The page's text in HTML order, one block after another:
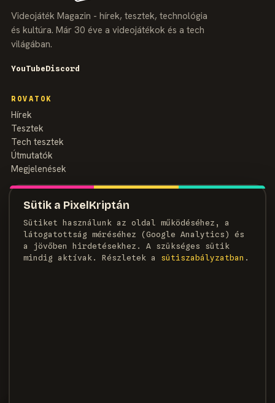
Sütik a PixelKriptán
Sütiket használunk az oldal működéséhez, a
látogatottság méréséhez (Google Analytics) és
a jövőben hirdetésekhez. A szükséges sütik
mindig aktívak. Részletek a
süti­szabályzatban .
Videojáték Magazin - hírek, tesztek, technológia
és kultúra. Már 30 éve a videojátékok és a tech
világában.
YouTubeDiscord
ROVATOK
Hírek
Tesztek
Tech tesztek
Útmutatók
Megjelenések
MAGAZIN
Szerzők
Médiaajánlat
Kapcsolat